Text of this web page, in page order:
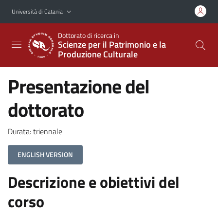
Vai al contenuto principale
Vai al menu di navigazione
Università di Catania
Dottorato di ricerca in
Scienze per il Patrimonio e la
Produzione Culturale
Presentazione del
dottorato
Durata: triennale
ENGLISH VERSION
Descrizione e obiettivi del
corso